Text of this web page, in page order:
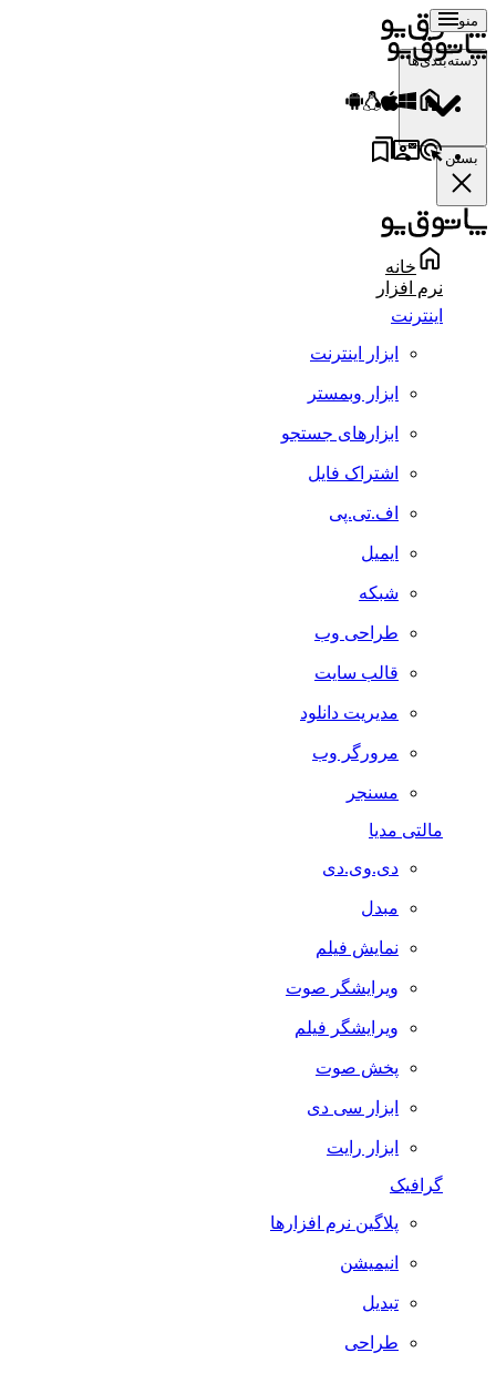
منو
دسته‌بندی‌ها
بستن
خانه
نرم افزار
اینترنت
ابزار اینترنت
ابزار وبمستر
ابزارهای جستجو
اشتراک فایل
اف.تی.پی
ایمیل
شبکه
طراحی وب
قالب سایت
مدیریت دانلود
مرورگر وب
مسنجر
مالتی مدیا
دی.وی.دی
مبدل
نمایش فیلم
ویرایشگر صوت
ویرایشگر فیلم
پخش صوت
ابزار سی دی
ابزار رایت
گرافیک
پلاگین نرم افزارها
انیمیشن
تبدیل
طراحی